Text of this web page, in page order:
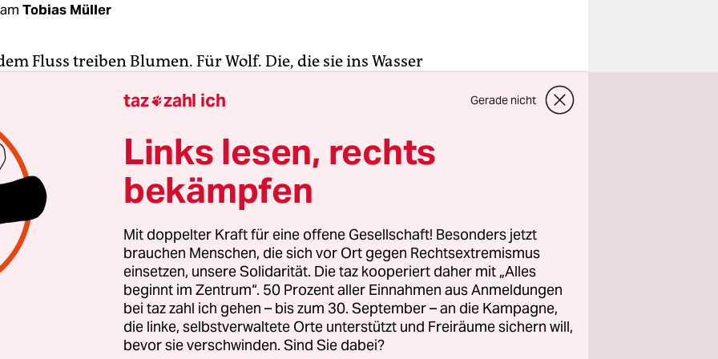
Tobias Müller
Fluss treiben Blumen. Für Wolf. Die, die sie ins Wasser
Ufer des Ij. Ein Glas in der Hand, Abendsonne
Wind trägt Musik,
zumindest nicht im eigentlichen Sinne, die sich
hier versammelt hat. Rund 50 Leute verabschieden
den sie eigentlich kaum kannten: Wolf.
sagte Cody, ein Ladenbetreiber aus der
der eben die Trauerrede hielt. „Sein richtiger Name
er kam aus einer kleinen Stadt aus der Nähe von Köln.
er 1982, seit vier Jahren lebte er in Amsterdam.“ Viel
Cody nicht, außer, dass Wolf als Kind mit seinen Eltern in
taz zahl ich Gerade nicht
Links lesen, rechts
bekämpfen
Mit doppelter Kraft für eine offene Gesellschaft! Besonders jetzt
brauchen Menschen, die sich vor Ort gegen Rechtsextremismus
einsetzen, unsere Solidarität. Die taz kooperiert daher mit „Alles
beginnt im Zentrum“. 50 Prozent aller Einnahmen aus Anmeldungen
bei taz zahl ich gehen – bis zum 30. September – an die Kampagne,
die linke, selbstverwaltete Orte unterstützt und Freiräume sichern will,
bevor sie verschwinden. Sind Sie dabei?